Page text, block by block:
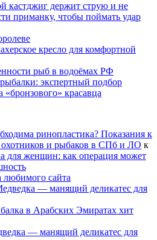
кастджиг держит струю и не
приманку, чтобы поймать удар
кресло для комфортной
рыб в водоёмах РФ
экспертный подбор
«бронзового» красавца
ринопластика? Показания к
охотников и рыбаков в СПб и ЛО к
для женщин: как операция может
любимого сайта
— манящий деликатес для
в Арабских Эмиратах хит
— манящий деликатес для